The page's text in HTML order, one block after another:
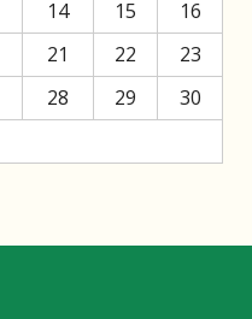
14 15
16
21 22
23
28 29
30